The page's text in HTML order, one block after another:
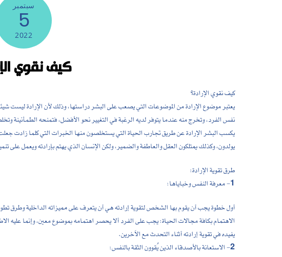
سبتمبر
5
2022
كيف نقوي
كيف نقوي الإرادة؟
يعتبر موضوع الإرادة من الموضوعات التي يصعب على البشر دراستها، وذلك لأن الإرادة ليست
نفس الفرد، وتخرج منه عندما يتوفر لديه الرغبة في التغيير نحو الأفضل، فتمنحه الطمأنينة
يكسب البشر الإرادة عن طريق تجارب الحياة التي يستخلصون منها الخبرات التي كلما زادت
يولدون، وكذلك يمتلكون العقل والعاطفة والضمير، ولكن الإنسان الذي يهتم بإرادته ويعمل على
طرق تقوية الإرادة:
1- معرفة النفس وخباياها:
أول خطوة يجب أن يقوم بها الشخص لتقوية إرادته هي أن يتعرف على مميزاته الداخلية وطرق
الاهتمام بكافة مجالات الحياة: يجب على الفرد ألا يحصر اهتمامه بموضوع معين، وإنما
يفيده في تقوية إرادته أثناء التحدث مع الاَخرين.
2- الاستعانة بالأصدقاء الذين يُقوون الثقة بالنفس: